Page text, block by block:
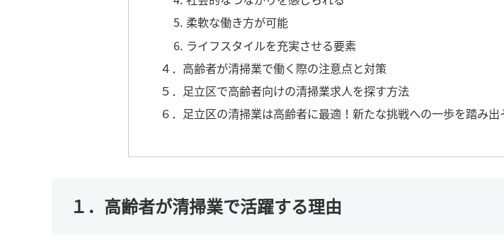
5. 柔軟な働き方が可能
6. ライフスタイルを充実させる要素
４．高齢者が清掃業で働く際の注意点と対策
５．足立区で高齢者向けの清掃業求人を探す方法
６．足立区の清掃業は高齢者に最適！新たな挑戦への一歩を踏み出
１．高齢者が清掃業で活躍する理由